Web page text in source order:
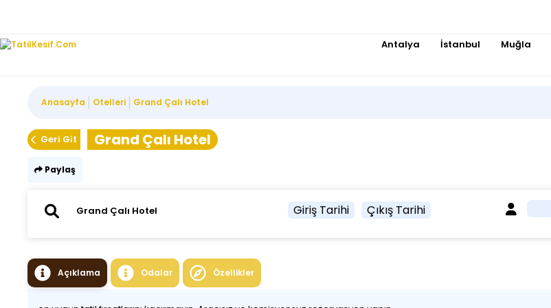
Antalya İstanbul Muğla
Anasayfa Otelleri Grand Çalı Hotel
Geri Git Grand Çalı Hotel
Paylaş
Giriş Tarihi Çıkış Tarihi
Açıklama Odalar Özellikler